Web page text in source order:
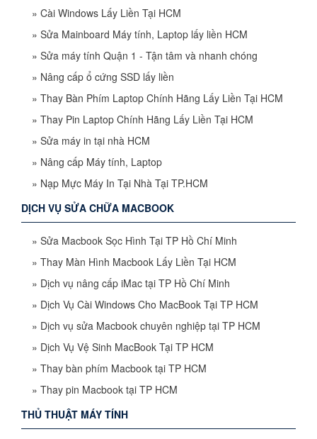
» Cài Windows Lấy Liền Tại HCM
» Sửa Mainboard Máy tính, Laptop lấy liền HCM
» Sửa máy tính Quận 1 - Tận tâm và nhanh chóng
» Nâng cấp ổ cứng SSD lấy liền
» Thay Bàn Phím Laptop Chính Hãng Lấy Liền Tại HCM
» Thay Pin Laptop Chính Hãng Lấy Liền Tại HCM
» Sửa máy in tại nhà HCM
» Nâng cấp Máy tính, Laptop
» Nạp Mực Máy In Tại Nhà Tại TP.HCM
DỊCH VỤ SỬA CHỮA MACBOOK
» Sửa Macbook Sọc Hình Tại TP Hồ Chí Minh
» Thay Màn Hình Macbook Lấy Liền Tại HCM
» Dịch vụ nâng cấp iMac tại TP Hồ Chí Minh
» Dịch Vụ Cài Windows Cho MacBook Tại TP HCM
» Dịch vụ sửa Macbook chuyên nghiệp tại TP HCM
» Dịch Vụ Vệ Sinh MacBook Tại TP HCM
» Thay bàn phím Macbook tại TP HCM
» Thay pin Macbook tại TP HCM
THỦ THUẬT MÁY TÍNH